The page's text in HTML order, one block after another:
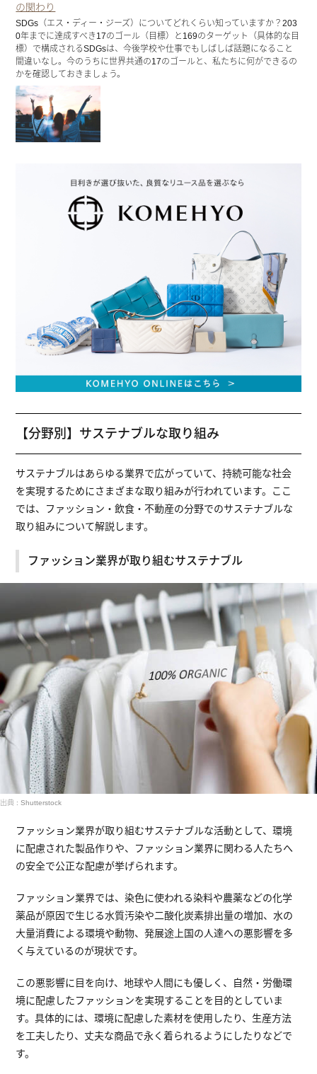
の関わり
SDGs（エス・ディー・ジーズ）についてどれくらい知っていますか？203
0年までに達成すべき17のゴール（目標）と169のターゲット（具体的な目
標）で構成されるSDGsは、今後学校や仕事でもしばしば話題になること
間違いなし。今のうちに世界共通の17のゴールと、私たちに何ができるの
かを確認しておきましょう。
【分野別】サステナブルな取り組み
サステナブルはあらゆる業界で広がっていて、持続可能な社会
を実現するためにさまざまな取り組みが行われています。ここ
では、ファッション・飲食・不動産の分野でのサステナブルな
取り組みについて解説します。
ファッション業界が取り組むサステナブル
出典 : Shutterstock
ファッション業界が取り組むサステナブルな活動として、環境
に配慮された製品作りや、ファッション業界に関わる人たちへ
の安全で公正な配慮が挙げられます。
ファッション業界では、染色に使われる染料や農薬などの化学
薬品が原因で生じる水質汚染や二酸化炭素排出量の増加、水の
大量消費による環境や動物、発展途上国の人達への悪影響を多
く与えているのが現状です。
この悪影響に目を向け、地球や人間にも優しく、自然・労働環
境に配慮したファッションを実現することを目的としていま
す。具体的には、環境に配慮した素材を使用したり、生産方法
を工夫したり、丈夫な商品で永く着られるようにしたりなどで
す。